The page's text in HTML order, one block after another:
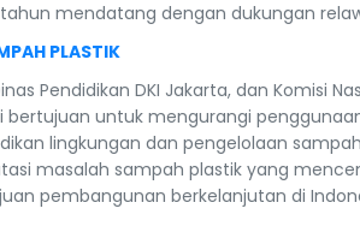
mendatang dengan dukungan
PLASTIK
Pendidikan DKI Jakarta, dan Komisi
untuk mengurangi
lingkungan dan pengelolaan
masalah sampah plastik yang
pembangunan berkelanjutan di